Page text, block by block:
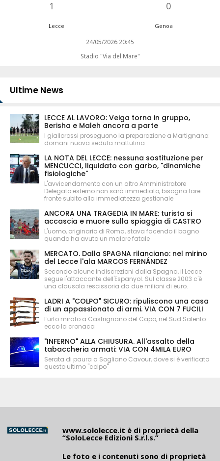
1 0
Lecce Genoa
24/05/2026 20:45
Stadio "Via del Mare"
Ultime News
LECCE AL LAVORO: Veiga torna in gruppo,
Berisha e Maleh ancora a parte
I giallorossi proseguono la preparazione a Martignano:
domani nuova seduta mattutina
LA NOTA DEL LECCE: nessuna sostituzione per
MENCUCCI, liquidato con garbo, "dinamiche
fisiologiche"
L'avvicendamento con un altro Amministratore
Delegato esterno non sarà immediato, bisogna fare
fronte subito alla immediatezza gestionale
ANCORA UNA TRAGEDIA IN MARE: turista si
accascia e muore sulla spiaggia di CASTRO
L'uomo, originario di Roma, stava facendo il bagno
quando ha avuto un malore fatale
MERCATO. Dalla SPAGNA rilanciano: nel mirino
del Lecce l'ala MARCOS FERNÁNDEZ
Secondo alcune indiscrezioni dalla Spagna, il Lecce
segue l'attaccante dell'Espanyol. Sul classe 2003 c'è
una clausola rescissoria da due milioni di euro.
LADRI A "COLPO" SICURO: ripuliscono una casa
di un appassionato di armi. VIA CON 7 FUCILI
Furto mirato a Castrignano del Capo, nel Sud Salento:
ecco la cronaca
"INFERNO" ALLA CHIUSURA. All'assalto della
tabaccheria armati: VIA CON 4MILA EURO
Serata di paura a Sogliano Cavour, dove si è verificato
questo ultimo "colpo"
www.sololecce.it è di proprietà della
“SoloLecce Edizioni S.r.l.s.”
Le foto e i contenuti sono di proprietà